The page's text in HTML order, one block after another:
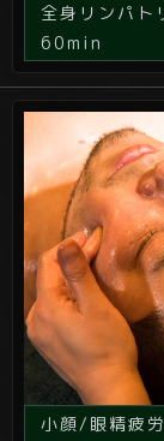
全身リンパト
60min
小顔/眼精疲